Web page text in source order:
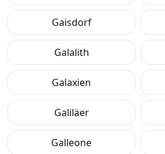
Gaisdorf
Galalith
Galaxien
Galiläer
Galleone